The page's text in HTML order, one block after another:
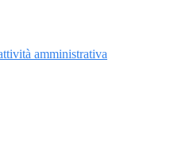
amministrativa